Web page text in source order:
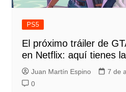
PS5
El próximo tráiler de
en Netflix: aquí tienes
Juan Martín Espino
7 de
0